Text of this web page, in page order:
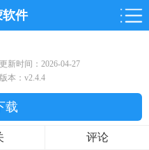
软件
更新时间：2026-04-27
版本：v2.4.4
载
评论